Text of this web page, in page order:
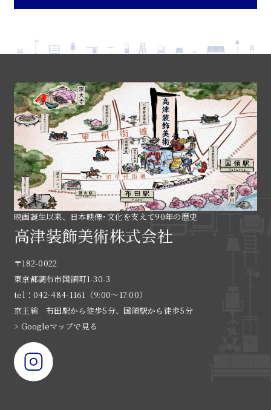
映画誕生以来、日本映像･文化を支えて90年の歴史
高津装飾美術株式会社
〒182-0022
東京都調布市国領町1-30-3
tel：042-484-1161（9:00〜17:00）
京王線 布田駅から徒歩5分、国領駅から徒歩5分
> Googleマップで見る